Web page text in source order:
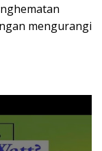
mengurangi